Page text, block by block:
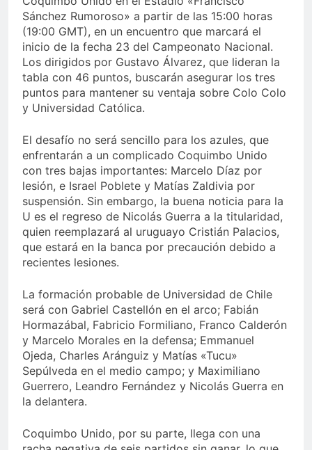
Sánchez Rumoroso» a partir de las 15:00 horas
(19:00 GMT), en un encuentro que marcará el
inicio de la fecha 23 del Campeonato Nacional.
Los dirigidos por Gustavo Álvarez, que lideran la
tabla con 46 puntos, buscarán asegurar los tres
puntos para mantener su ventaja sobre Colo Colo
y Universidad Católica.
El desafío no será sencillo para los azules, que
enfrentarán a un complicado Coquimbo Unido
con tres bajas importantes: Marcelo Díaz por
lesión, e Israel Poblete y Matías Zaldivia por
suspensión. Sin embargo, la buena noticia para la
U es el regreso de Nicolás Guerra a la titularidad,
quien reemplazará al uruguayo Cristián Palacios,
que estará en la banca por precaución debido a
recientes lesiones.
La formación probable de Universidad de Chile
será con Gabriel Castellón en el arco; Fabián
Hormazábal, Fabricio Formiliano, Franco Calderón
y Marcelo Morales en la defensa; Emmanuel
Ojeda, Charles Aránguiz y Matías «Tucu»
Sepúlveda en el medio campo; y Maximiliano
Guerrero, Leandro Fernández y Nicolás Guerra en
la delantera.
Coquimbo Unido, por su parte, llega con una